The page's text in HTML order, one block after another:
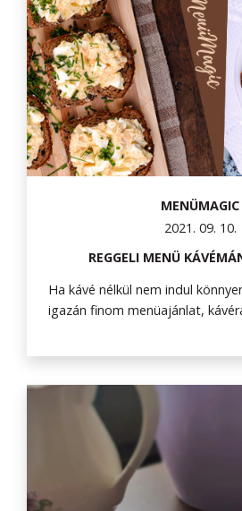
MENÜMAGIC
2021. 09. 10.
REGGELI MENÜ
Ha kávé nélkül nem indul
igazán finom menüajánlat,